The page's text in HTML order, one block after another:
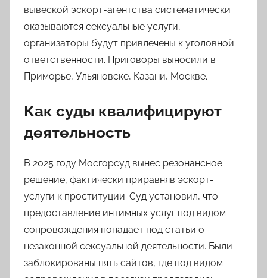
вывеской эскорт-агентства систематически
оказываются сексуальные услуги,
организаторы будут привлечены к уголовной
ответственности. Приговоры выносили в
Приморье, Ульяновске, Казани, Москве.
Как суды квалифицируют
деятельность
В 2025 году Мосгорсуд вынес резонансное
решение, фактически приравняв эскорт-
услуги к проституции. Суд установил, что
предоставление интимных услуг под видом
сопровождения попадает под статьи о
незаконной сексуальной деятельности. Были
заблокированы пять сайтов, где под видом